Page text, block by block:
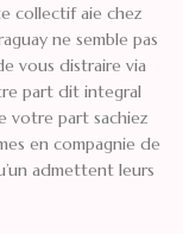
collectif aie chez
ne semble pas
vous distraire via
part dit integral
votre part sachiez
en compagnie de
admettent leurs